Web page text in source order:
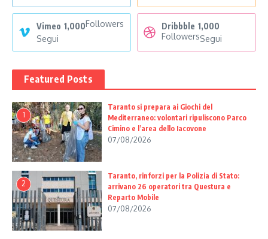
Vimeo 1,000Followers
Segui
Dribbble 1,000
FollowersSegui
Featured Posts
1
Taranto si prepara ai Giochi del
Mediterraneo: volontari ripuliscono Parco
Cimino e l’area dello Iacovone
07/08/2026
2
Taranto, rinforzi per la Polizia di Stato:
arrivano 26 operatori tra Questura e
Reparto Mobile
07/08/2026